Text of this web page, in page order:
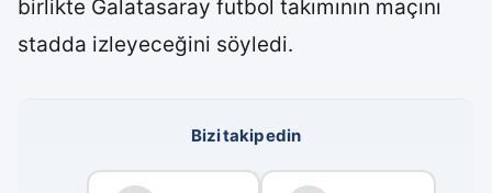
birlikte Galatasaray futbol takımının maçını
stadda izleyeceğini söyledi.
Bizi takip edin